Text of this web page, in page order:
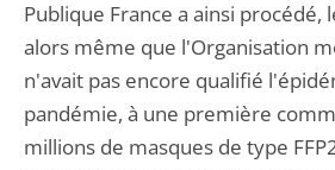
Publique France a ainsi procédé,
alors même que l'Organisation
n'avait pas encore qualifié
pandémie, à une première
millions de masques de type